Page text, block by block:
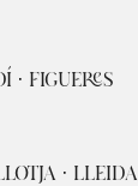
· FIGUERES
· LLEIDA